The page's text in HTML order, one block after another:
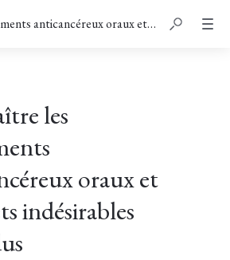
Connaître les traitements anticancéreux oraux et les effets indésirables attendus
les
oraux et
indésirables